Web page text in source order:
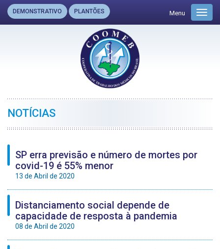
DEMONSTRATIVO PLANTÕES Menu
NOTÍCIAS
SP erra previsão e número de mortes por
covid-19 é 55% menor
13 de Abril de 2020
Distanciamento social depende de
capacidade de resposta à pandemia
08 de Abril de 2020